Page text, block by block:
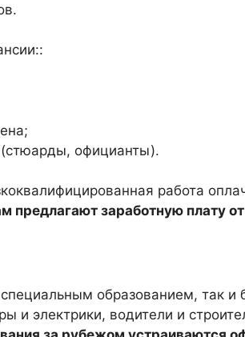
(стюарды, официанты).
работа
предлагают заработную плату
образованием, так и
и электрики, водители и